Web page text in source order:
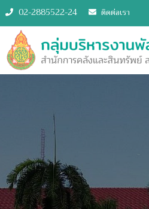
02-2885522-24 ติดต่อเรา